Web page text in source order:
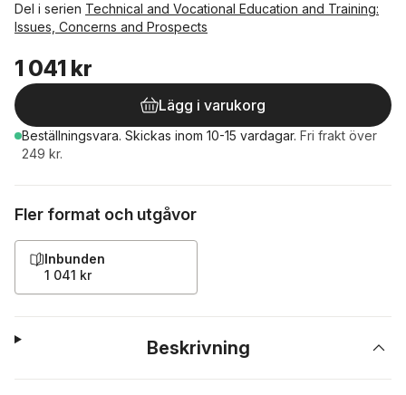
Del i serien Technical and Vocational Education and Training:
Issues, Concerns and Prospects
1 041 kr
Lägg i varukorg
Beställningsvara. Skickas inom 10-15 vardagar. Fri frakt över
249 kr.
Fler format och utgåvor
Inbunden
1 041 kr
Beskrivning